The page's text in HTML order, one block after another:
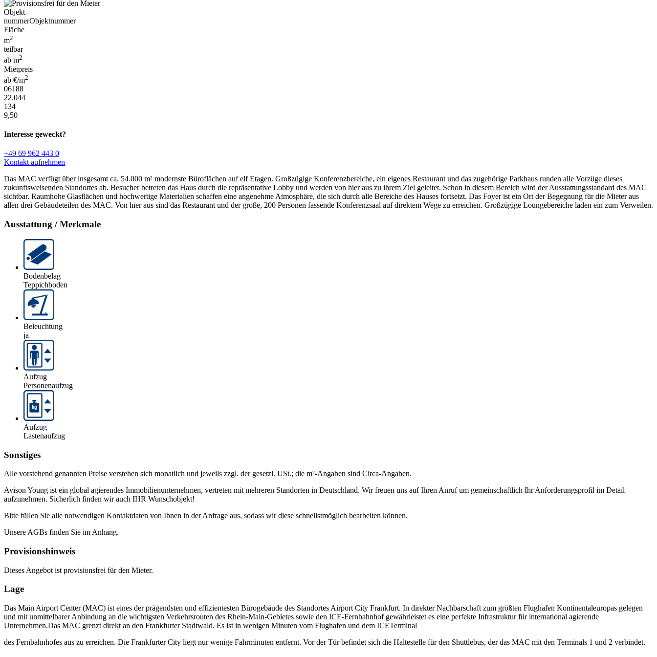
Objekt-
nummerObjektnummer
Fläche
m2
teilbar
ab m2
Mietpreis
ab €/m2
06188
22.044
134
9,50
Interesse geweckt?
+49 69 962 443 0
Kontakt aufnehmen
Das MAC verfügt über insgesamt ca. 54.000 m² modernste Büroflächen auf elf Etagen. Großzügige Konferenzbereiche, ein eigenes Restaurant und das zugehörige Parkhaus runden alle Vorzüge dieses
zukunftsweisenden Standortes ab. Besucher betreten das Haus durch die repräsentative Lobby und werden von hier aus zu ihrem Ziel geleitet. Schon in diesem Bereich wird der Ausstattungsstandard des MAC
sichtbar. Raumhohe Glasflächen und hochwertige Materialien schaffen eine angenehme Atmosphäre, die sich durch alle Bereiche des Hauses fortsetzt. Das Foyer ist ein Ort der Begegnung für die Mieter aus
allen drei Gebäudeteilen des MAC. Von hier aus sind das Restaurant und der große, 200 Personen fassende Konferenzsaal auf direktem Wege zu erreichen. Großzügige Loungebereiche laden ein zum Verweilen.
Ausstattung / Merkmale
Bodenbelag
Teppichboden
Beleuchtung
ja
Aufzug
Personenaufzug
Aufzug
Lastenaufzug
Sonstiges
Alle vorstehend genannten Preise verstehen sich monatlich und jeweils zzgl. der gesetzl. USt.; die m²-Angaben sind Circa-Angaben.
Avison Young ist ein global agierendes Immobilienunternehmen, vertreten mit mehreren Standorten in Deutschland. Wir freuen uns auf Ihren Anruf um gemeinschaftlich Ihr Anforderungsprofil im Detail
aufzunehmen. Sicherlich finden wir auch IHR Wunschobjekt!
Bitte füllen Sie alle notwendigen Kontaktdaten von Ihnen in der Anfrage aus, sodass wir diese schnellstmöglich bearbeiten können.
Unsere AGBs finden Sie im Anhang.
Provisionshinweis
Dieses Angebot ist provisionsfrei für den Mieter.
Lage
Das Main Airport Center (MAC) ist eines der prägendsten und effizientesten Bürogebäude des Standortes Airport City Frankfurt. In direkter Nachbarschaft zum größten Flughafen Kontinentaleuropas gelegen
und mit unmittelbarer Anbindung an die wichtigsten Verkehrsrouten des Rhein-Main-Gebietes sowie den ICE-Fernbahnhof gewährleistet es eine perfekte Infrastruktur für international agierende
Unternehmen.Das MAC grenzt direkt an den Frankfurter Stadtwald. Es ist in wenigen Minuten vom Flughafen und dem ICETerminal
des Fernbahnhofes aus zu erreichen. Die Frankfurter City liegt nur wenige Fahrminuten entfernt. Vor der Tür befindet sich die Haltestelle für den Shuttlebus, der das MAC mit den Terminals 1 und 2 verbindet.